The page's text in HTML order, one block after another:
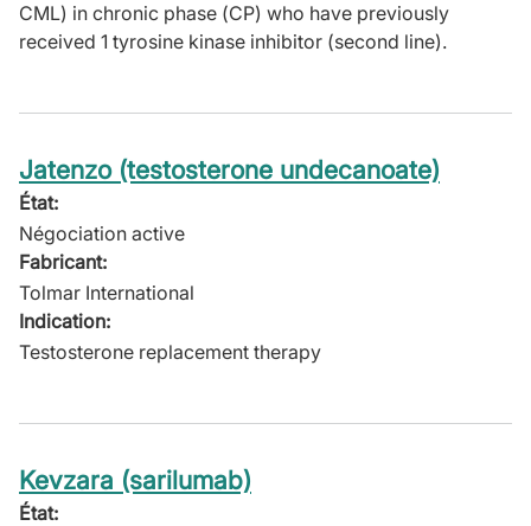
CML) in chronic phase (CP) who have previously
received 1 tyrosine kinase inhibitor (second line).
Jatenzo (testosterone undecanoate)
État:
Négociation active
Fabricant:
Tolmar International
Indication:
Testosterone replacement therapy
Kevzara (sarilumab)
État: